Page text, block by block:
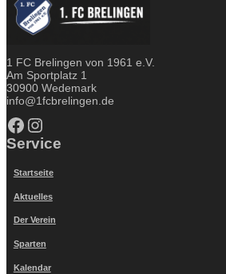
1 FC Brelingen von 1961 e.V.
Am Sportplatz 1
30900 Wedemark
info@1fcbrelingen.de
Facebook Instagram
Service
Startseite
Aktuelles
Der Verein
Sparten
Kalendar